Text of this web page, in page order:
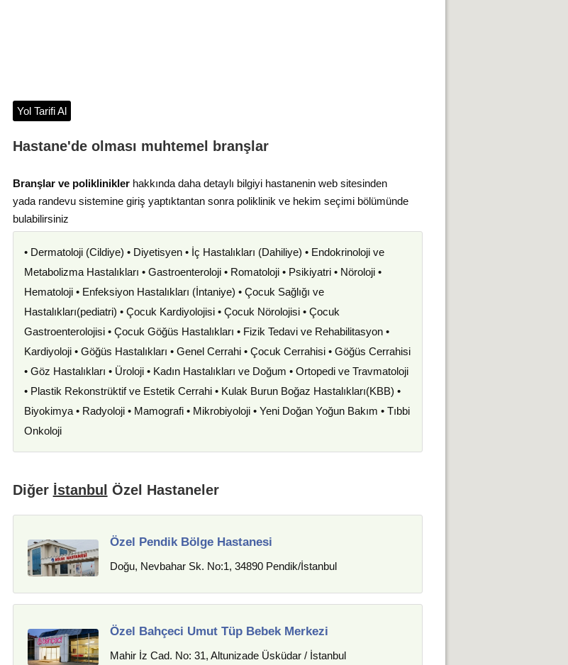
Yol Tarifi Al
Hastane'de olması muhtemel branşlar
Branşlar ve polikliniklerhakkında daha detaylı bilgiyi hastanenin web sitesinden
yada randevu sistemine giriş yaptıktantan sonra poliklinik ve hekim seçimi bölümünde
bulabilirsiniz
• Dermatoloji (Cildiye) • Diyetisyen • İç Hastalıkları (Dahiliye) • Endokrinoloji ve
Metabolizma Hastalıkları • Gastroenteroloji • Romatoloji • Psikiyatri • Nöroloji •
Hematoloji • Enfeksiyon Hastalıkları (İntaniye) • Çocuk Sağlığı ve
Hastalıkları(pediatri) • Çocuk Kardiyolojisi • Çocuk Nörolojisi • Çocuk
Gastroenterolojisi • Çocuk Göğüs Hastalıkları • Fizik Tedavi ve Rehabilitasyon •
Kardiyoloji • Göğüs Hastalıkları • Genel Cerrahi • Çocuk Cerrahisi • Göğüs Cerrahisi
• Göz Hastalıkları • Üroloji • Kadın Hastalıkları ve Doğum • Ortopedi ve Travmatoloji
• Plastik Rekonstrüktif ve Estetik Cerrahi • Kulak Burun Boğaz Hastalıkları(KBB) •
Biyokimya • Radyoloji • Mamografi • Mikrobiyoloji • Yeni Doğan Yoğun Bakım • Tıbbi
Onkoloji
Diğer İstanbul Özel Hastaneler
Özel Pendik Bölge Hastanesi
Doğu, Nevbahar Sk. No:1, 34890 Pendik/İstanbul
Özel Bahçeci Umut Tüp Bebek Merkezi
Mahir İz Cad. No: 31, Altunizade Üsküdar / İstanbul